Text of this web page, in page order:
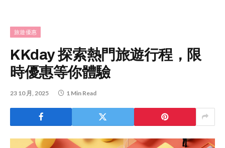
旅遊優惠
KKday 探索熱門旅遊行程，限
時優惠等你體驗
23 10 月, 2025 1 Min Read